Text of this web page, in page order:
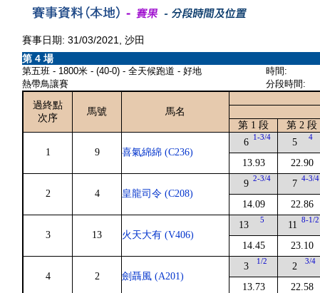
賽事日期: 31/03/2021, 沙田
第 4 場
第五班 - 1800米 - (40-0) - 全天候跑道 - 好地
熱帶鳥讓賽
時間:
分段時間:
過終點
次序
馬號 馬名
第 1 段
第 2 段
1 9 喜氣綿綿 (C236)
6 1-3/4
13.93
5 4
22.90
2 4 皇龍司令 (C208)
9 2-3/4
14.09
7 4-3/4
22.86
3 13 火天大有 (V406)
13 5
14.45
11 8-1/2
23.10
4 2 劍聶風 (A201)
3 1/2
13.73
2 3/4
22.58